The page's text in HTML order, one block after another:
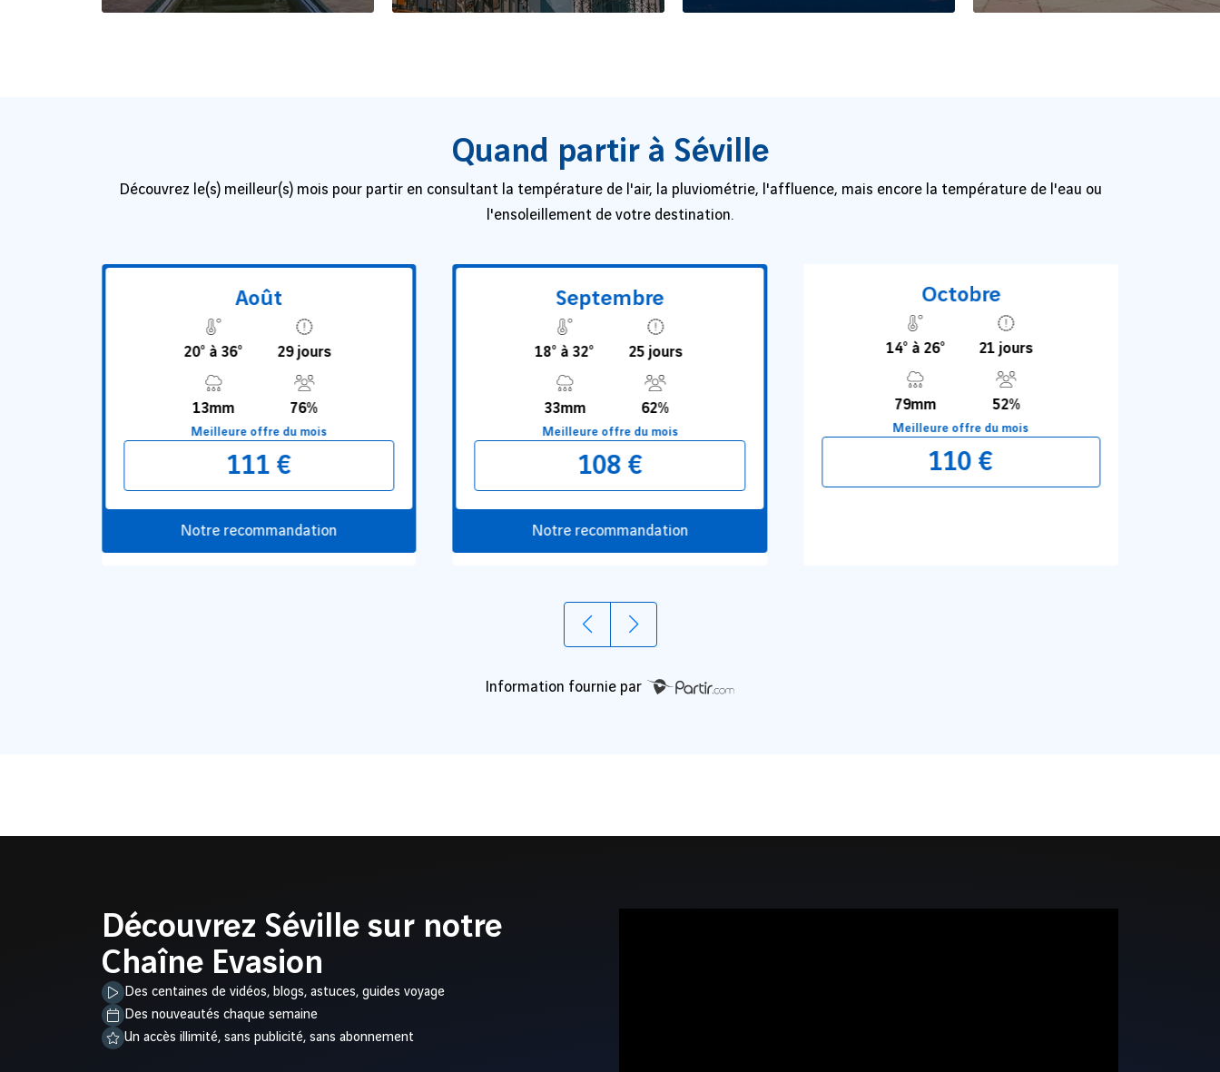
Quand partir à Séville
Découvrez le(s) meilleur(s) mois pour partir en consultant la température de l'air, la pluviométrie, l'affluence, mais encore la température de l'eau ou
l'ensoleillement de votre destination.
Août
20° à 36° 29 jours
13mm 76%
Meilleure offre du mois
111 €
Notre recommandation
Septembre
18° à 32° 25 jours
33mm 62%
Meilleure offre du mois
108 €
Notre recommandation
Octobre
14° à 26° 21 jours
79mm 52%
Meilleure offre du mois
110 €
Information fournie par
Découvrez Séville sur notre
Chaîne Evasion
Des centaines de vidéos, blogs, astuces, guides voyage
Des nouveautés chaque semaine
Un accès illimité, sans publicité, sans abonnement